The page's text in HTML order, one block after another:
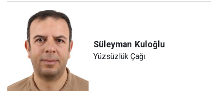
Süleyman Kuloğlu
Yüzsüzlük Çağı